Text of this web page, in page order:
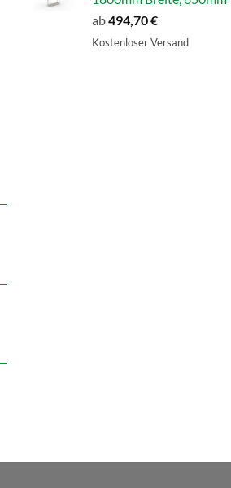
ab494,70€
Kostenloser Versand